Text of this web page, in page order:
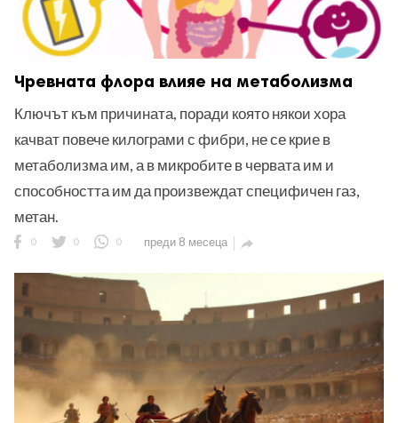
Чревната флора влияе на метаболизма
Ключът към причината, поради която някои хора
качват повече килограми с фибри, не се крие в
метаболизма им, а в микробите в червата им и
способността им да произвеждат специфичен газ,
метан.
0 0 0 преди 8 месеца 